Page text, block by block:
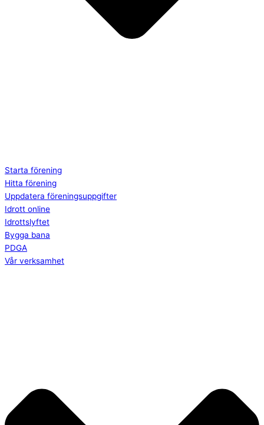
Starta förening
Hitta förening
Uppdatera föreningsuppgifter
Idrott online
Idrottslyftet
Bygga bana
PDGA
Vår verksamhet